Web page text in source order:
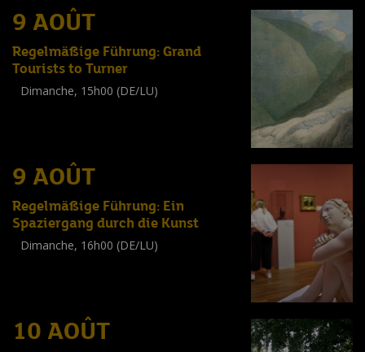
9 AOÛT
Regelmäßige Führung: Grand
Tourists to Turner
Dimanche, 15h00 (DE/LU)
9 AOÛT
Regelmäßige Führung: Ein
Spaziergang durch die Kunst
Dimanche, 16h00 (DE/LU)
10 AOÛT